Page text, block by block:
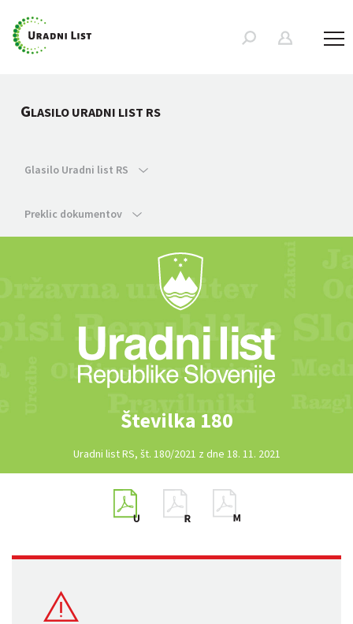
GLASILO URADNI LIST RS
Glasilo Uradni list RS
Preklic dokumentov
Številka 180
Uradni list RS, št. 180/2021 z dne 18. 11. 2021